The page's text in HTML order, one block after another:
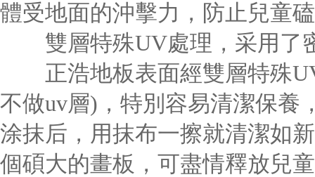
體受地面的沖擊力，防止兒童
雙層特殊UV處理，采用了
正浩地板表面經雙層特殊
不做uv層)，特別容易清潔保養
涂抹后，用抹布一擦就清潔如
個碩大的畫板，可盡情釋放兒